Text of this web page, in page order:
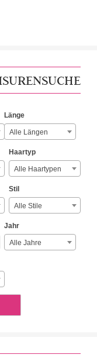
Länge
Alle Längen
Haartyp
Alle Haartypen
Stil
Alle Stile
Jahr
Alle Jahre